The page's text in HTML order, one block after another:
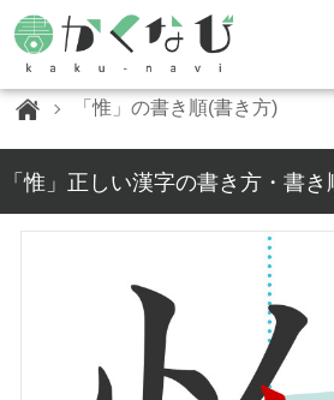
「惟」の書き順(書き方)
「惟」正しい漢字の書き方・書